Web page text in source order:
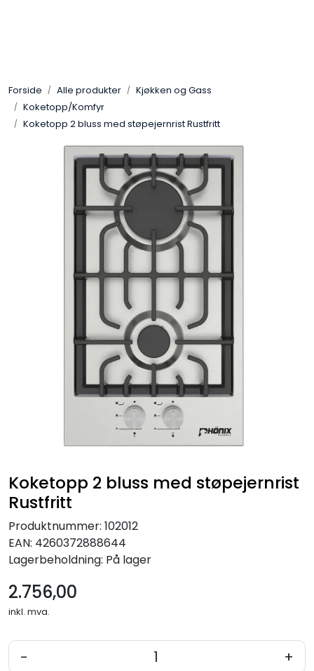
Forside Alle produkter
Kjøkken og Gass
Koketopp/Komfyr
Koketopp 2 bluss med støpejernrist Rustfritt
Koketopp 2 bluss med støpejernrist
Rustfritt
Produktnummer: 102012
EAN: 4260372888644
Lagerbeholdning: På lager
2.756,00
inkl. mva.
- +
Koblingsmatriell
Terrassevarmere
Marine & Caravan